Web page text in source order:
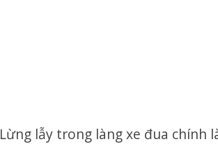
Lừng lẫy trong làng xe đua chính